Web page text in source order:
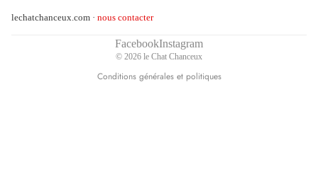
lechatchanceux.com · nous contacter
FacebookInstagram
© 2026 le Chat Chanceux
Conditions générales et politiques
Conditions générales de vente
Politique de résiliation